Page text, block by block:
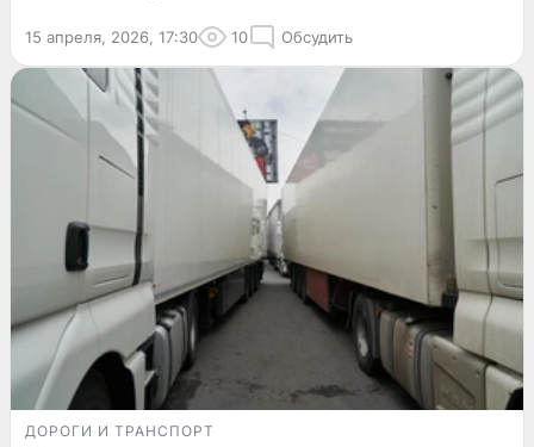
15 апреля, 2026, 17:30 10 Обсудить
ДОРОГИ И ТРАНСПОРТ